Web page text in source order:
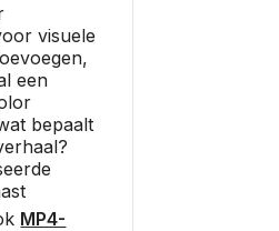
visuele
een
bepaalt
MP4-